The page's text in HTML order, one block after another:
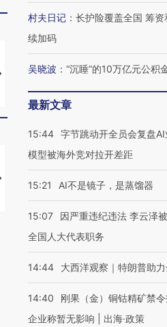
马航飞行员跨国走私7万
视线｜被称为“蟑
视线｜全球最热百城独占
97个 印度如何熬过48°C
38岁梅西上演帽
阿根廷3-0阿尔
村夫日记 ： 长护险覆盖全国 筹
续加码
吴晓波 ： “沉睡”的10万亿元公积
最新文章
15:44 字节跳动开全员会复盘
模型被海外竞对拉开差距
15:21 AI不是镜子，是蒸馏器
15:07
因严重违纪违法 李云泽
全国人大代表职务
14:44 大西洋观察｜特朗普助
14:40
刚果（金）铜钴精矿禁
企业称暂无影响 | 出海·政策